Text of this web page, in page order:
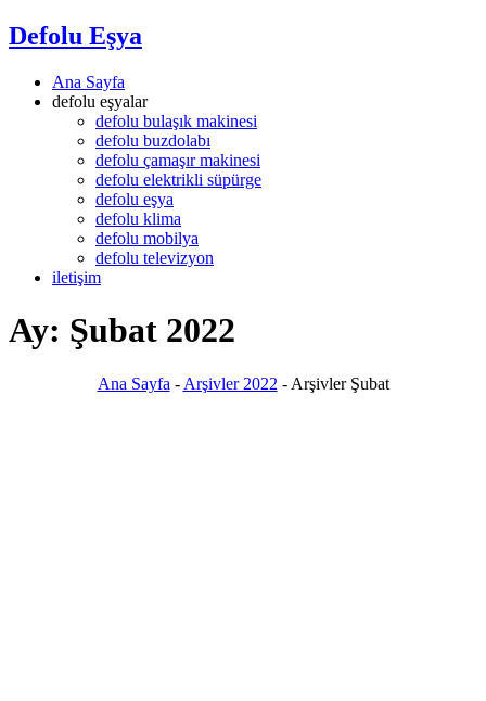
Defolu Eşya
Ana Sayfa
defolu eşyalar
defolu bulaşık makinesi
defolu buzdolabı
defolu çamaşır makinesi
defolu elektrikli süpürge
defolu eşya
defolu klima
defolu mobilya
defolu televizyon
iletişim
Ay: Şubat 2022
Ana Sayfa - Arşivler 2022 - Arşivler Şubat